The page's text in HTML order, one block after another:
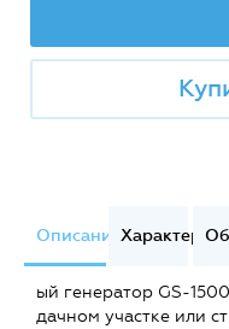
Описание
ый генератор GS-
дачном участке или